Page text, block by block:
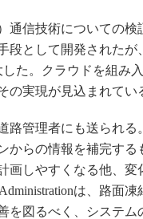
信技術についての検
段として開発されたが
した。クラウドを組み
実現が見込まれてい
管理者にも送られる
からの情報を補完す
画しやすくなる他、変
は、路面
を図るべく、システム